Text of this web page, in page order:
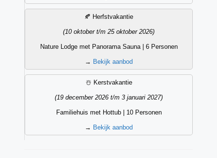
🍂 Herfstvakantie
(10 oktober t/m 25 oktober 2026)
Nature Lodge met Panorama Sauna | 6 Personen
→ Bekijk aanbod
☃️ Kerstvakantie
(19 december 2026 t/m 3 januari 2027)
Familiehuis met Hottub | 10 Personen
→ Bekijk aanbod